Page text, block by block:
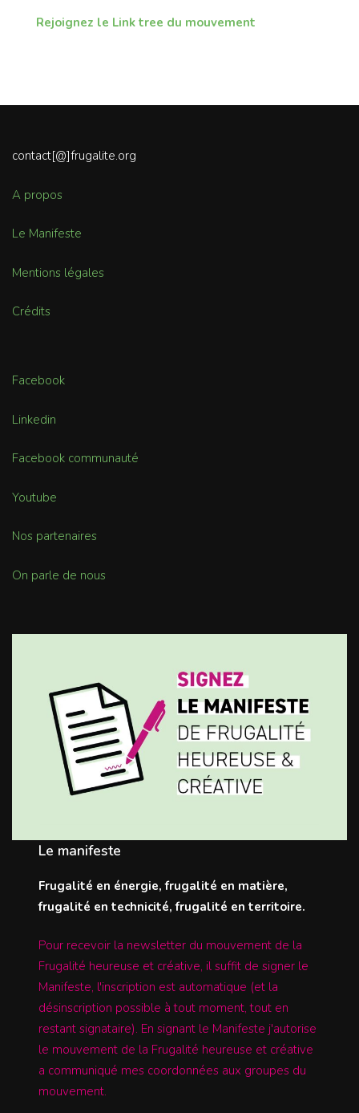
Rejoignez le Link tree du mouvement
contact[@]frugalite.org
A propos
Le Manifeste
Mentions légales
Crédits
Facebook
Linkedin
Facebook communauté
Youtube
Nos partenaires
On parle de nous
Le manifeste
Frugalité en énergie, frugalité en matière,
frugalité en technicité, frugalité en territoire.
Pour recevoir la newsletter du mouvement de la
Frugalité heureuse et créative, il suffit de signer le
Manifeste, l'inscription est automatique (et la
désinscription possible à tout moment, tout en
restant signataire). En signant le Manifeste j'autorise
le mouvement de la Frugalité heureuse et créative
a communiqué mes coordonnées aux groupes du
mouvement.